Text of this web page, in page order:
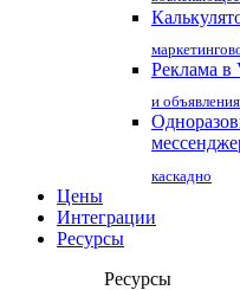
Реклама в
и
каскадно
Цены
Интеграции
Ресурсы
Ресурсы